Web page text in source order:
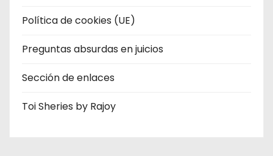
Política de cookies (UE)
Preguntas absurdas en juicios
Sección de enlaces
Toi Sheries by Rajoy